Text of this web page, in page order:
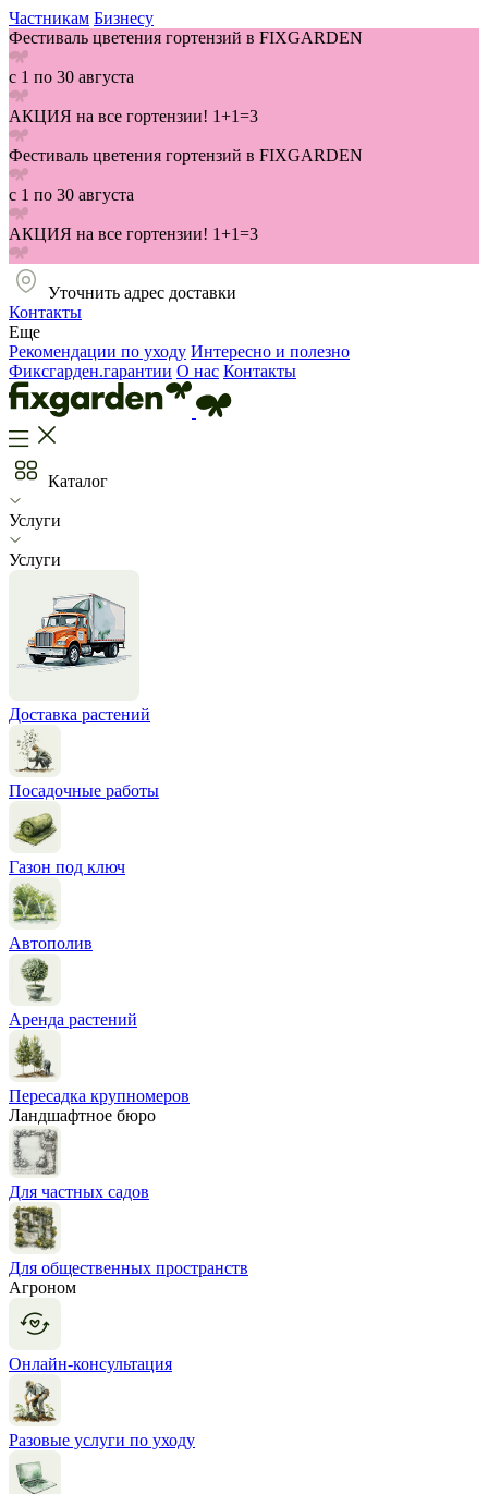
Частникам Бизнесу
Фестиваль цветения гортензий в FIXGARDEN
с 1 по 30 августа
АКЦИЯ на все гортензии! 1+1=3
Фестиваль цветения гортензий в FIXGARDEN
с 1 по 30 августа
АКЦИЯ на все гортензии! 1+1=3
Уточнить адрес доставки
Контакты
Еще
Рекомендации по уходу Интересно и полезно
Фиксгарден.гарантии О нас Контакты
Каталог
Услуги
Услуги
Доставка растений
Посадочные работы
Газон под ключ
Автополив
Аренда растений
Пересадка крупномеров
Ландшафтное бюро
Для частных садов
Для общественных пространств
Агроном
Онлайн-консультация
Разовые услуги по уходу